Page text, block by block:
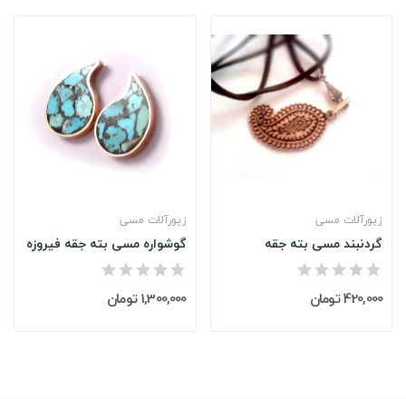
زیورآلات مسی
گوشواره مسی بته جقه فیروزه
1,300,000 تومان
زیورآلات مسی
گردنبند مسی بته جقه
420,000 تومان